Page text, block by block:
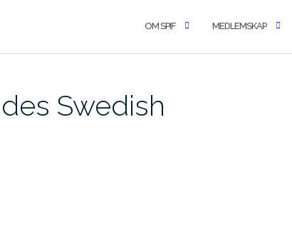
OM SPIF MEDLEMSKAP
Swedish